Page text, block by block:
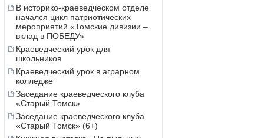
В историко-краеведческом отделе
начался цикл патриотических
мероприятий «Томские дивизии –
вклад в ПОБЕДУ»
Краеведческий урок для
школьников
Краеведческий урок в аграрном
колледже
Заседание краеведческого клуба
«Старый Томск»
Заседание краеведческого клуба
«Старый Томск» (6+)